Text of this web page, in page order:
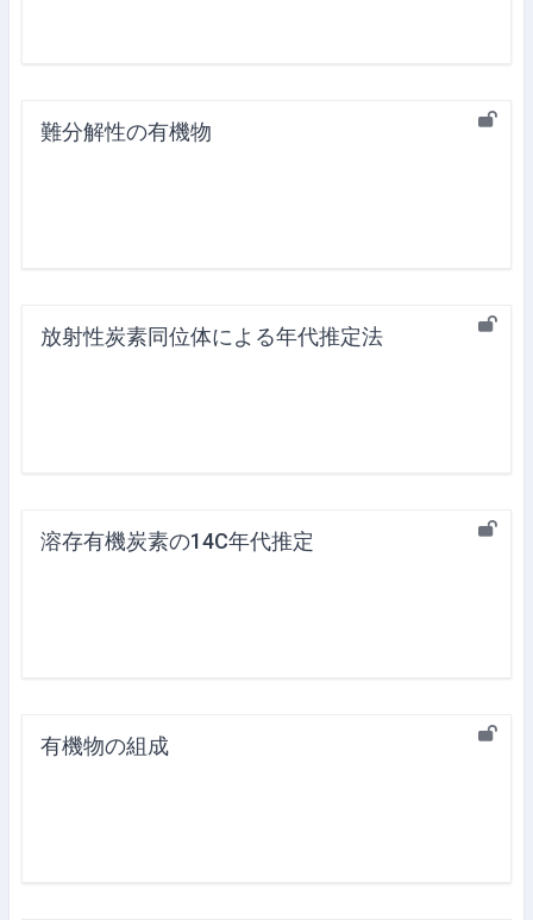
難分解性の有機物
放射性炭素同位体による年代推定法
溶存有機炭素の14C年代推定
有機物の組成